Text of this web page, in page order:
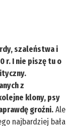
szaleństwa i
r. I nie piszę tu o
z
klony, psy
groźni.Ale
najbardziej bała